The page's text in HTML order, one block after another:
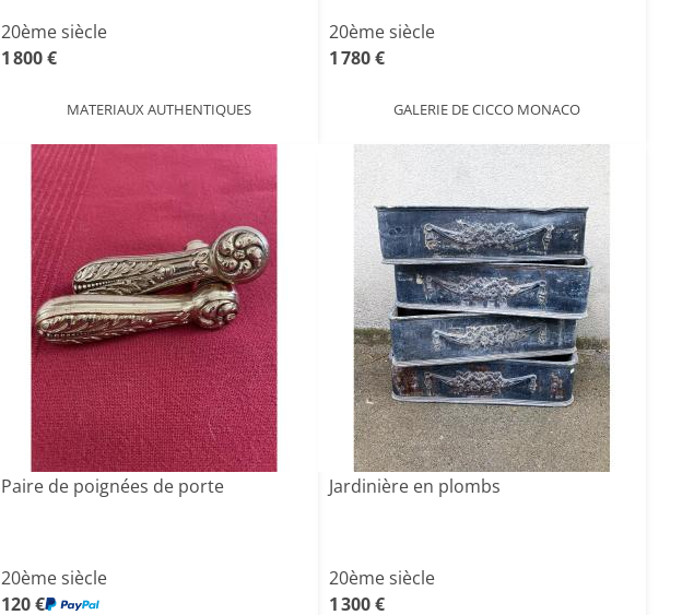
20ème siècle
1 800 €
MATERIAUX AUTHENTIQUES
20ème siècle
1 780 €
GALERIE DE CICCO MONACO
Paire de poignées de porte
20ème siècle
120 €
Jardinière en plombs
20ème siècle
1 300 €